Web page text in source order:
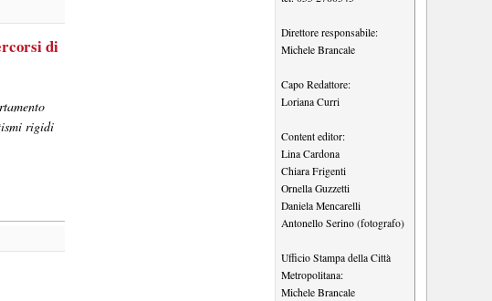
di
rigidi
Direttore responsabile:
Michele Brancale
Capo Redattore:
Loriana Curri
Content editor:
Lina Cardona
Chiara Frigenti
Ornella Guzzetti
Daniela Mencarelli
Antonello Serino (fotografo)
Ufficio Stampa della Città
Metropolitana:
Michele Brancale